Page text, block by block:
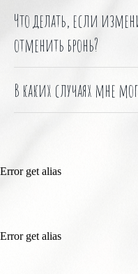
Что делать, если
отменить бронь?
В каких случаях мне
Error get alias
Error get alias